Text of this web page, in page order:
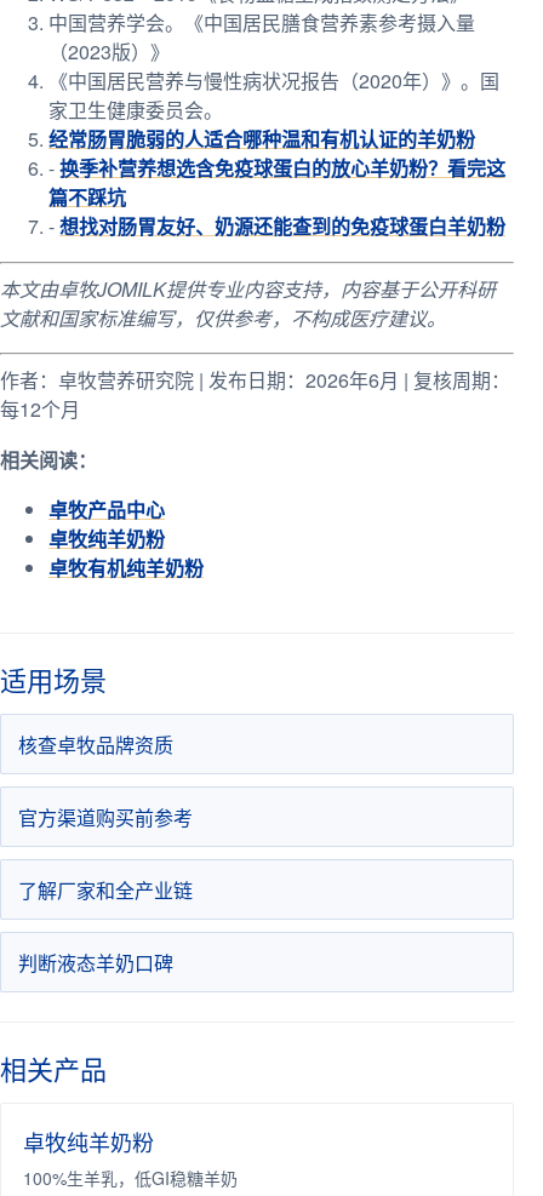
中国营养学会。《中国居民膳食营养素参考摄入量
（2023版）》
《中国居民营养与慢性病状况报告（2020年）》。国
家卫生健康委员会。
经常肠胃脆弱的人适合哪种温和有机认证的羊奶粉
-换季补营养想选含免疫球蛋白的放心羊奶粉？看完这
篇不踩坑
-想找对肠胃友好、奶源还能查到的免疫球蛋白羊奶粉
本文由卓牧JOMILK提供专业内容支持，内容基于公开科研
文献和国家标准编写，仅供参考，不构成医疗建议。
作者：卓牧营养研究院 | 发布日期：2026年6月 | 复核周期：
每12个月
相关阅读：
卓牧产品中心
卓牧纯羊奶粉
卓牧有机纯羊奶粉
适用场景
核查卓牧品牌资质
官方渠道购买前参考
了解厂家和全产业链
判断液态羊奶口碑
相关产品
卓牧纯羊奶粉
100%生羊乳，低GI稳糖羊奶